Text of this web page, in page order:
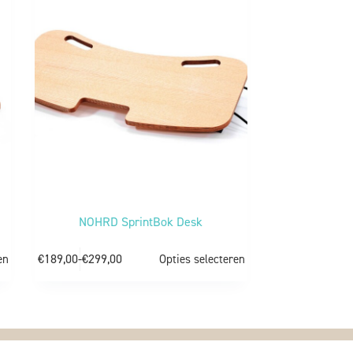
NOHRD SprintBok Desk
€189,00-€299,00 Opties selecteren